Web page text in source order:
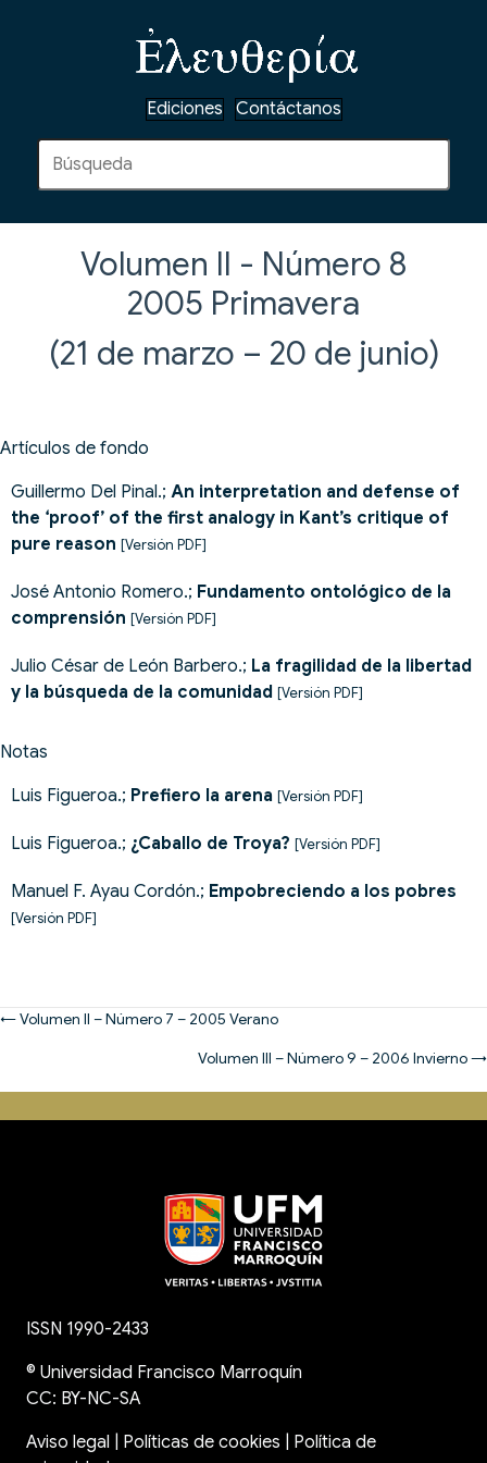
Ediciones Contáctanos
Volumen II - Número 8
2005 Primavera
(21 de marzo – 20 de junio)
Artículos de fondo
Guillermo Del Pinal.; An interpretation and defense of
the ‘proof’ of the first analogy in Kant’s critique of
pure reason [Versión PDF]
José Antonio Romero.; Fundamento ontológico de la
comprensión [Versión PDF]
Julio César de León Barbero.; La fragilidad de la libertad
y la búsqueda de la comunidad [Versión PDF]
Notas
Luis Figueroa.; Prefiero la arena [Versión PDF]
Luis Figueroa.; ¿Caballo de Troya? [Versión PDF]
Manuel F. Ayau Cordón.; Empobreciendo a los pobres
[Versión PDF]
Posts
← Volumen II – Número 7 – 2005 Verano
Volumen III – Número 9 – 2006 Invierno →
ISSN 1990-2433
© Universidad Francisco Marroquín
CC: BY-NC-SA
Aviso legal
Políticas de cookies
Política de